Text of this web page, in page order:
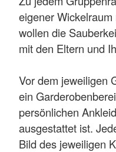
eigener
wollen die
mit den Eltern und
Vor dem jeweiligen
ein
persönlichen
ausgestattet ist.
Bild des jeweiligen